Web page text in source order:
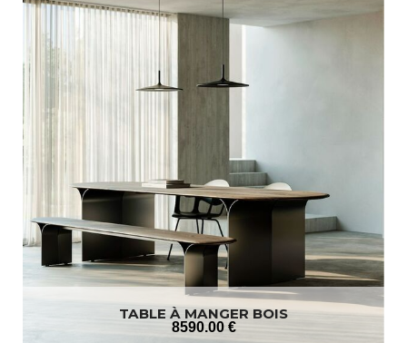
TABLE À MANGER BOIS
8590.00 €